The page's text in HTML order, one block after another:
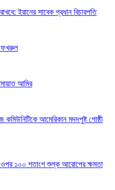
ইরানের সাবেক প্রধান বিচারপতি
ফখরুল
আমির
আমেরিকান মদদপুষ্ট গোষ্ঠী
ওপর ১০০ শতাংশ শুল্ক আরোপের ক্ষমতা